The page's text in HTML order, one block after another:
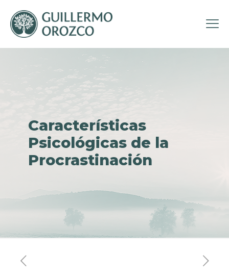
Características
Psicológicas de la
Procrastinación